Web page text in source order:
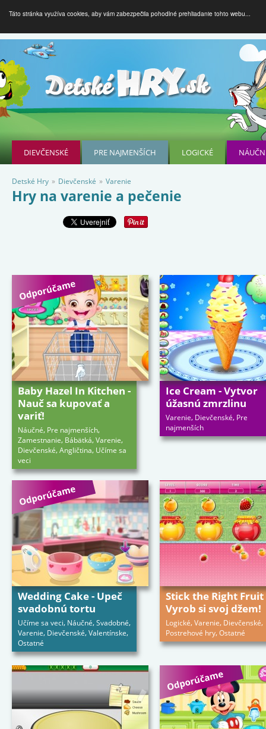
Táto stránka využíva cookies, aby vám zabezpečila pohodlné prehliadanie tohto webu...
DIEVČENSKÉ PRE NAJMENŠÍCH LOGICKÉ
Detské Hry » Dievčenské » Varenie
Hry na varenie a pečenie
Baby Hazel In Kitchen -
Nauč sa kupovať a
variť!
Náučné, Pre najmenších,
Zamestnanie, Bábätká,Varenie,
Dievčenské,Angličtina, Učíme sa
veci
Ice Cream - Vytvor
úžasnú zmrzlinu
Varenie, Dievčenské, Pre
najmenších
Wedding Cake - Upeč
svadobnú tortu
Učíme sa veci, Náučné,Svadobné,
Varenie, Dievčenské,Valentínske,
Ostatné
Stick the Right Fruit
Vyrob si svoj džem!
Logické,Varenie, Dievčenské,
Postrehové hry,Ostatné